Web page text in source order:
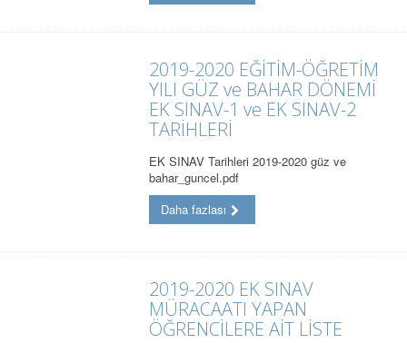
2019-2020 EĞİTİM-ÖĞRETİM
YILI GÜZ ve BAHAR DÖNEMİ
EK SINAV-1 ve EK SINAV-2
TARİHLERİ
EK SINAV Tarihleri 2019-2020 güz ve
bahar_guncel.pdf
Daha fazlası
2019-2020 EK SINAV
MÜRACAATI YAPAN
ÖĞRENCİLERE AİT LİSTE